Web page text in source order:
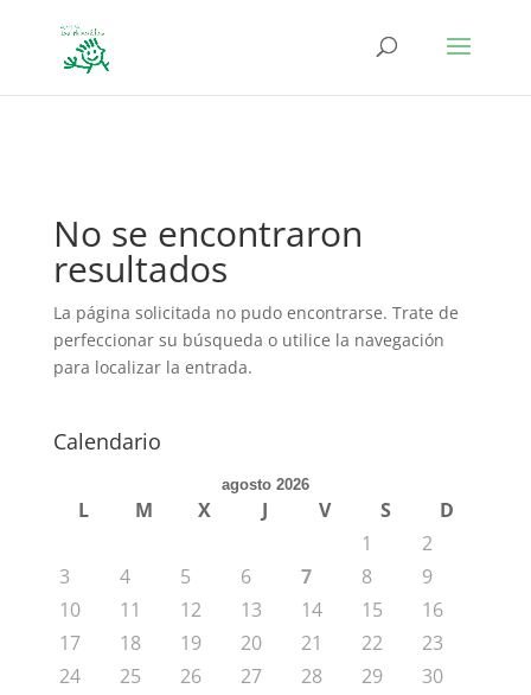
No se encontraron
resultados
La página solicitada no pudo encontrarse. Trate de
perfeccionar su búsqueda o utilice la navegación
para localizar la entrada.
Calendario
agosto 2026
L M X J V S
D
1
2
3
4 5 6 7 8
9
10
11 12 13 14 15
16
17
18 19 20 21 22
23
24
25 26 27 28 29
30